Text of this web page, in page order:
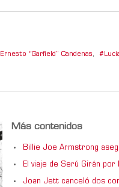
Ernesto “Garfield” Candenas,
Más contenidos
Billie Joe Armstrong
El viaje de Serú Girán por
Joan Jett canceló dos